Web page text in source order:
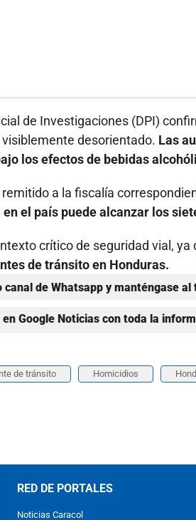
de Investigaciones (DPI)
desorientado. Las
los efectos de bebidas
a la fiscalía
en el país puede alcanzar los
crítico de seguridad vial, ya
de tránsito en Honduras.
canal de Whatsapp y manténgase
Google Noticias con toda la
de tránsito Homicidios
RED DE PORTALES
Noticias Caracol